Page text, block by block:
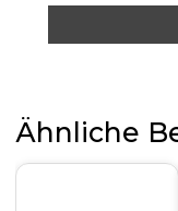
Ähnliche